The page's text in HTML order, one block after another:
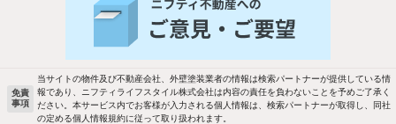
バス・トイレ別 2階以上
駐車場あり ペット相談
洗濯機置場あり 独立洗面台
免責
事項
当サイトの物件及び不動産会社、外壁塗装業者の情報は検索パートナーが提供している情
報であり、ニフティライフスタイル株式会社は内容の責任を負わないことを予めご了承く
ださい。本サービス内でお客様が入力される個人情報は、検索パートナーが取得し、同社
の定める個人情報規約に従って取り扱われます。